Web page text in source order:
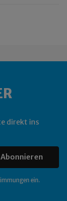
direkt ins
Abonnieren
ein.